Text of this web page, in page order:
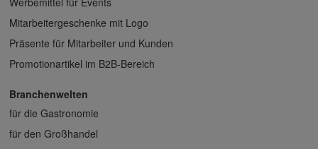
Mitarbeitergeschenke mit Logo
Präsente für Mitarbeiter und Kunden
Promotionartikel im B2B-Bereich
Branchenwelten
für die Gastronomie
für den Großhandel